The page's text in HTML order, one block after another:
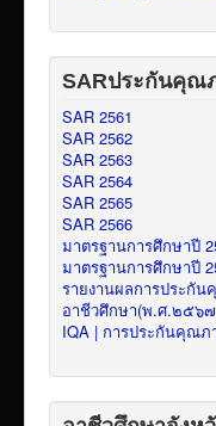
SARประกันคุณ
SAR 2561
SAR 2562
SAR 2563
SAR 2564
SAR 2565
SAR 2566
มาตรฐานการศึกษาปี
มาตรฐานการศึกษาปี
รายงานผลการประกั
อาชีวศึกษา(พ.ศ.๒๕๖
IQA | การประกันคุณ